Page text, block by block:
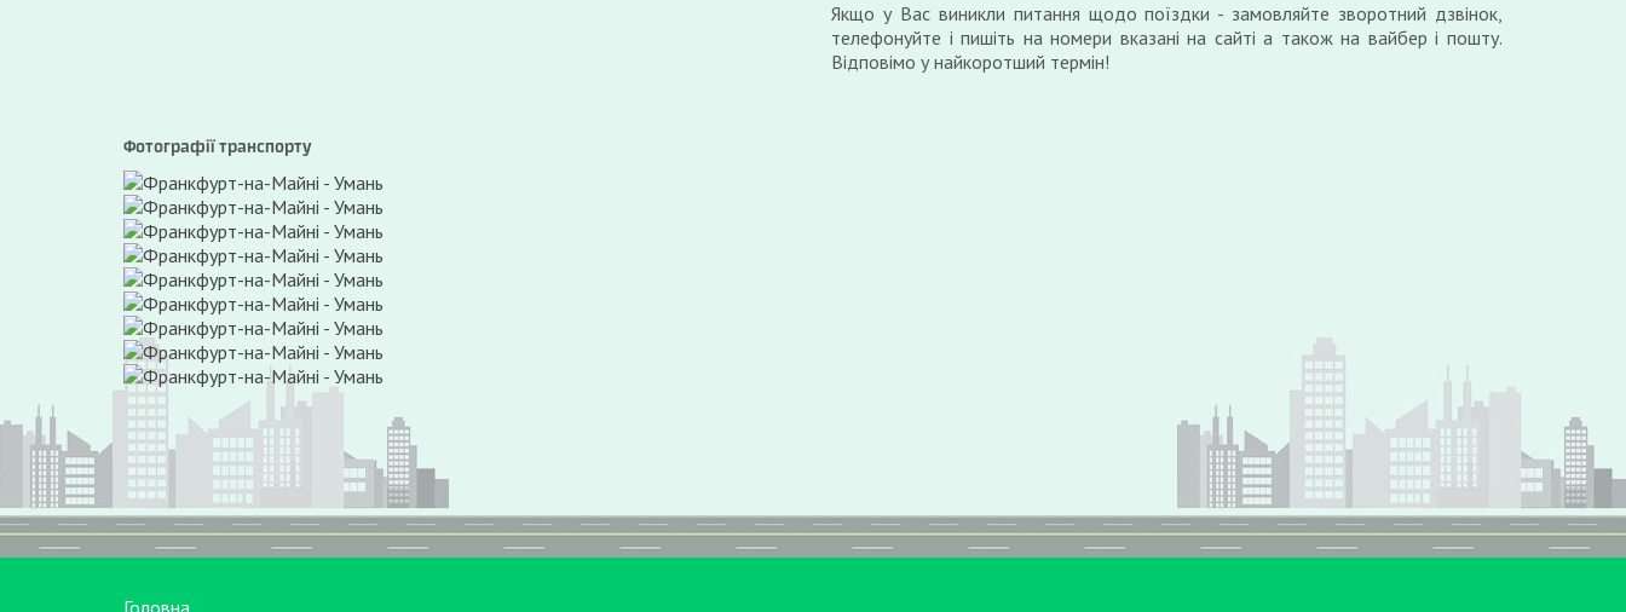
Якщо у Вас виникли питання щодо поїздки - замовляйте зворотний дзвінок,
телефонуйте і пишіть на номери вказані на сайті а також на вайбер і пошту.
Відповімо у найкоротший термін!
Фотографії транспорту
Головна